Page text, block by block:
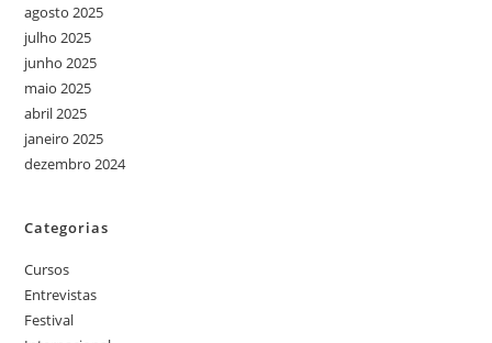
agosto 2025
julho 2025
junho 2025
maio 2025
abril 2025
janeiro 2025
dezembro 2024
Categorias
Cursos
Entrevistas
Festival